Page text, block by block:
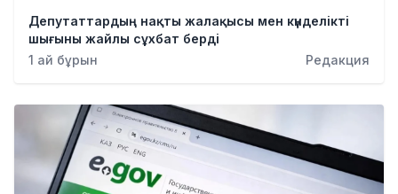
Депутаттардың нақты жалақысы мен күнделікті
шығыны жайлы сұхбат берді
1 ай бұрын
Редакция